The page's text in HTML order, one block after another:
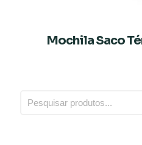
Mochila Saco